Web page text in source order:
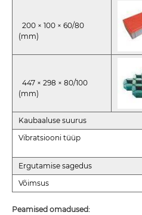
200 × 100 × 60/80
(mm)
447 × 298 × 80/100
(mm)
Kaubaaluse suurus
Vibratsiooni tüüp
Ergutamise sagedus
Võimsus
Peamised omadused: